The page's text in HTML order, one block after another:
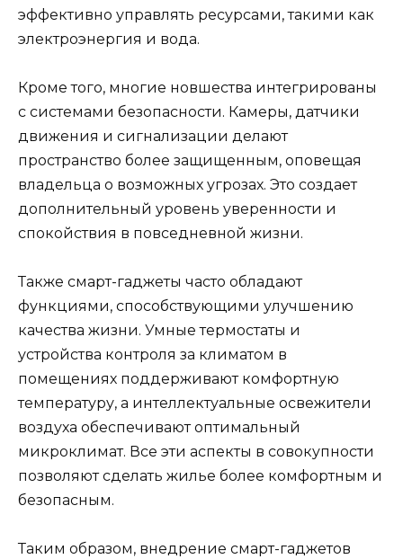
эффективно управлять ресурсами, такими как
электроэнергия и вода.
Кроме того, многие новшества интегрированы
с системами безопасности. Камеры, датчики
движения и сигнализации делают
пространство более защищенным, оповещая
владельца о возможных угрозах. Это создает
дополнительный уровень уверенности и
спокойствия в повседневной жизни.
Также смарт-гаджеты часто обладают
функциями, способствующими улучшению
качества жизни. Умные термостаты и
устройства контроля за климатом в
помещениях поддерживают комфортную
температуру, а интеллектуальные освежители
воздуха обеспечивают оптимальный
микроклимат. Все эти аспекты в совокупности
позволяют сделать жилье более комфортным и
безопасным.
Таким образом, внедрение смарт-гаджетов